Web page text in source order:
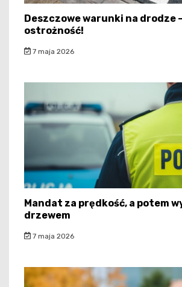
Deszczowe warunki na drodze
ostrożność!
7 maja 2026
Mandat za prędkość, a potem
drzewem
7 maja 2026